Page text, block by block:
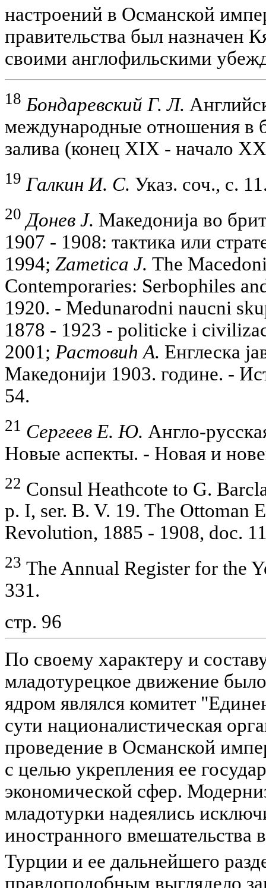
настроений в Османской
правительства был назначен
своими англофильскими
18 Бондаревский Г. Л.
международные отношения в
залива (конец XIX - начало
19 Галкин И. С. Указ. соч., с.
20 Донев J. Македониjа во
1907 - 1908: тактика или
1994; Zametica J. The
Contemporaries: Serbophiles
1920. - Medunarodni naucni
1878 - 1923 - politicke i
2001; Растовиh А. Енглеска
Македониjи 1903. године. -
54.
21 Сергеев Е. Ю. Англо-
Новые аспекты. - Новая и
22 Consul Heathcote to G.
p. I, ser. B. V. 19. The Ottoman
Revolution, 1885 - 1908, doc.
23 The Annual Register for the
331.
стр. 96
По своему характеру и
младотурецкое движение
ядром являлся комитет
сути националистическая
проведение в Османской
с целью укрепления ее
экономической сфер.
младотурки надеялись
иностранного вмешательства
Турции и ее дальнейшего
правдоподобным выглядело